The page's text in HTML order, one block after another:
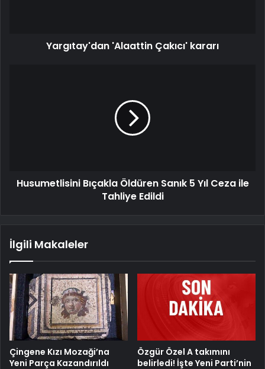
Yargıtay'dan 'Alaattin Çakıcı' kararı
Husumetlisini Bıçakla Öldüren Sanık 5 Yıl Ceza ile
Tahliye Edildi
İlgili Makaleler
Çingene Kızı Mozaği’na
Yeni Parça Kazandırıldı
Özgür Özel A takımını
belirledi! İşte Yeni Parti’nin